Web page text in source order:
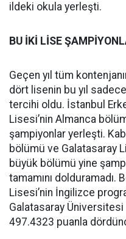
ildeki okula yerleşti.
BU İKİ LİSE
Geçen yıl tüm
dört lisenin bu yıl
tercihi oldu. İstanbul
Lisesi’nin Almanca
şampiyonlar yerleşti.
bölümü ve Galatasaray
büyük bölümü yine
tamamını dolduramadı.
Lisesi’nin İngilizce
Galatasaray
497.4323 puanla